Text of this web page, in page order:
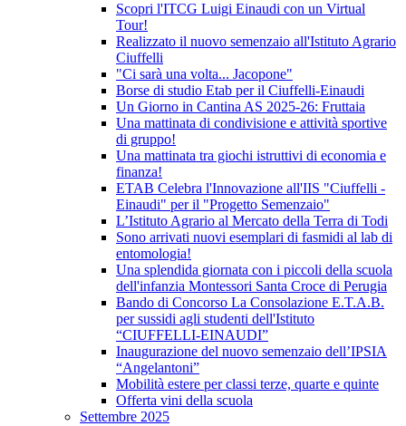
Scopri l'ITCG Luigi Einaudi con un Virtual
Tour!
Realizzato il nuovo semenzaio all'Istituto Agrario
Ciuffelli
"Ci sarà una volta... Jacopone"
Borse di studio Etab per il Ciuffelli-Einaudi
Un Giorno in Cantina AS 2025-26: Fruttaia
Una mattinata di condivisione e attività sportive
di gruppo!
Una mattinata tra giochi istruttivi di economia e
finanza!
ETAB Celebra l'Innovazione all'IIS "Ciuffelli -
Einaudi" per il "Progetto Semenzaio"
L’Istituto Agrario al Mercato della Terra di Todi
Sono arrivati nuovi esemplari di fasmidi al lab di
entomologia!
Una splendida giornata con i piccoli della scuola
dell'infanzia Montessori Santa Croce di Perugia
Bando di Concorso La Consolazione E.T.A.B.
per sussidi agli studenti dell'Istituto
“CIUFFELLI-EINAUDI”
Inaugurazione del nuovo semenzaio dell’IPSIA
“Angelantoni”
Mobilità estere per classi terze, quarte e quinte
Offerta vini della scuola
Settembre 2025